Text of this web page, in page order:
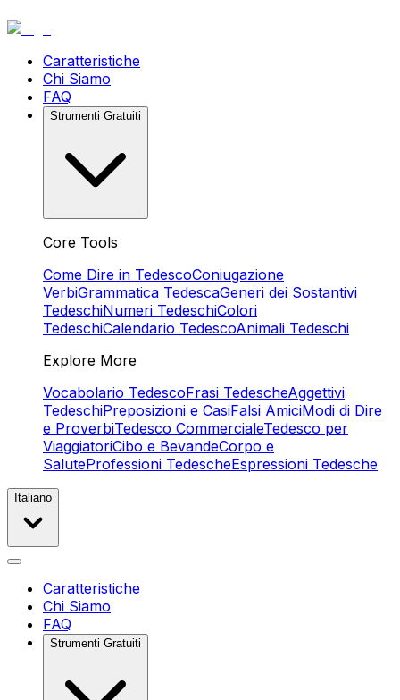
Caratteristiche
Chi Siamo
FAQ
Strumenti Gratuiti
Core Tools
Come Dire in TedescoConiugazione
VerbiGrammatica TedescaGeneri dei Sostantivi
TedeschiNumeri TedeschiColori
TedeschiCalendario TedescoAnimali Tedeschi
Explore More
Vocabolario TedescoFrasi TedescheAggettivi
TedeschiPreposizioni e CasiFalsi AmiciModi di Dire
e ProverbiTedesco CommercialeTedesco per
ViaggiatoriCibo e BevandeCorpo e
SaluteProfessioni TedescheEspressioni Tedesche
Italiano
Caratteristiche
Chi Siamo
FAQ
Strumenti Gratuiti